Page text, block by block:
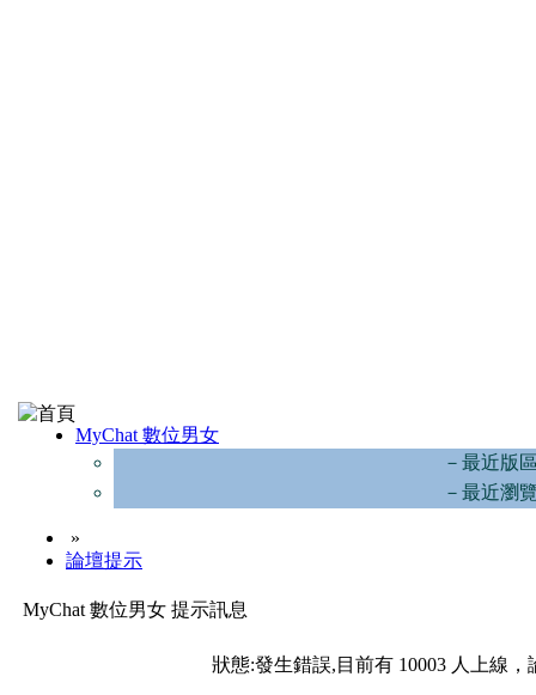
MyChat 數位男女
－最近版
－最近瀏
»
論壇提示
MyChat 數位男女 提示訊息
狀態:發生錯誤,目前有 10003 人上線